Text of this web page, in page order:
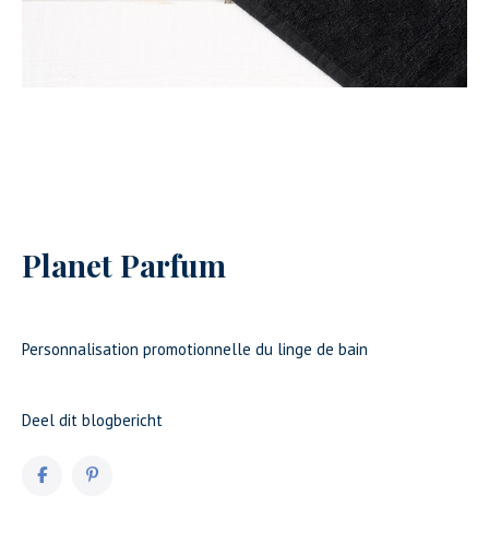
Planet Parfum
Personnalisation promotionnelle du linge de bain
Deel dit blogbericht